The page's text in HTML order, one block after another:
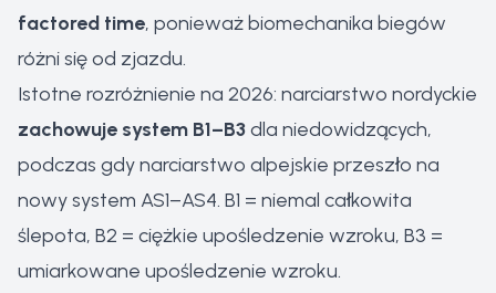
factored time, ponieważ biomechanika biegów
różni się od zjazdu.
Istotne rozróżnienie na 2026: narciarstwo nordyckie
zachowuje system B1–B3dla niedowidzących,
podczas gdy narciarstwo alpejskie przeszło na
nowy system AS1–AS4. B1 = niemal całkowita
ślepota, B2 = ciężkie upośledzenie wzroku, B3 =
umiarkowane upośledzenie wzroku.